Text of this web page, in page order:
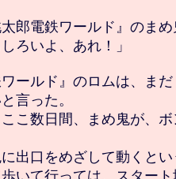
太郎電鉄ワールド』のま
ろいよ、あれ！」
ールド』のロムは、ま
言った。
こ数日間、まめ鬼が、
出口をめざして動くと
いて行っては、スター